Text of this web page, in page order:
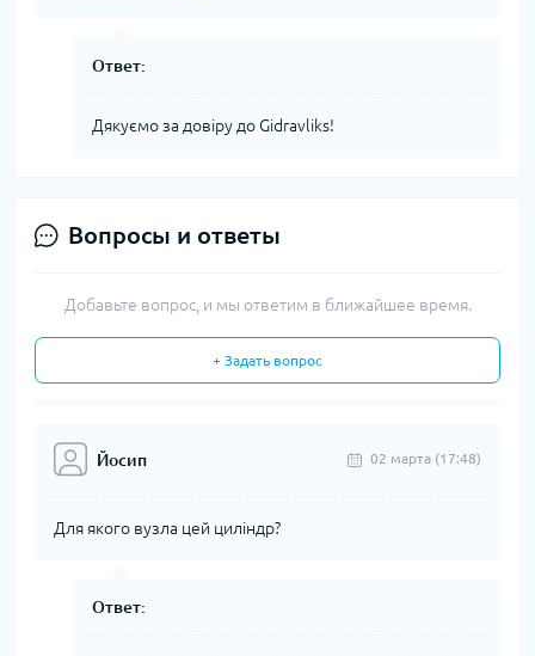
Ответ:
Дякуємо за довіру до Gidravliks!
Вопросы и ответы
Добавьте вопрос, и мы ответим в ближайшее время.
+ Задать вопрос
Йосип 02 марта (17:48)
Для якого вузла цей циліндр?
Ответ: